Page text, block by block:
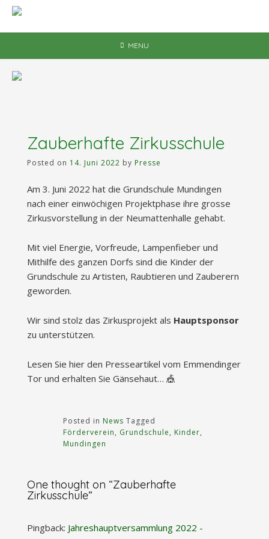
Skip
content
MENU
Zauberhafte Zirkusschule
Posted on 14. Juni 2022 by Presse
Am 3. Juni 2022 hat die Grundschule Mundingen
nach einer einwöchigen Projektphase ihre grosse
Zirkusvorstellung in der Neumattenhalle gehabt.
Mit viel Energie, Vorfreude, Lampenfieber und
Mithilfe des ganzen Dorfs sind die Kinder der
Grundschule zu Artisten, Raubtieren und Zauberern
geworden.
Wir sind stolz das Zirkusprojekt als Hauptsponsor
zu unterstützen.
Lesen Sie hier den Presseartikel vom Emmendinger
Tor und erhalten Sie Gänsehaut… 🎪
Posted in News Tagged
Förderverein, Grundschule, Kinder,
Mundingen
One thought on “Zauberhafte
Zirkusschule”
Pingback: Jahreshauptversammlung 2022 -